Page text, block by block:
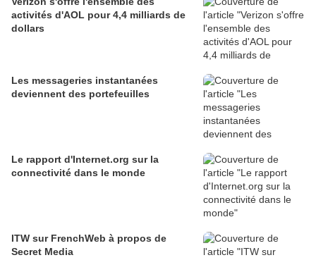
activités d'AOL pour 4,4 milliards de
dollars
Les messageries instantanées
deviennent des portefeuilles
Le rapport d'Internet.org sur la
connectivité dans le monde
ITW sur FrenchWeb à propos de
Secret Media